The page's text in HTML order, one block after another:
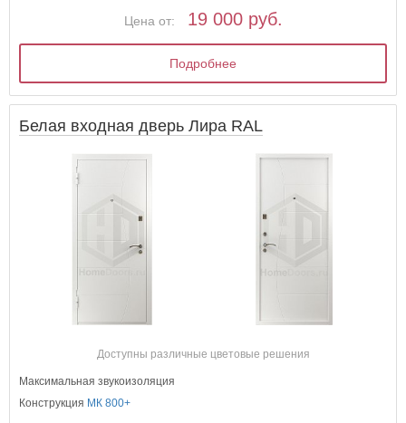
Цена от: 19 000 руб.
Подробнее
Белая входная дверь Лира RAL
Доступны различные цветовые решения
Максимальная звукоизоляция
Конструкция МК 800+